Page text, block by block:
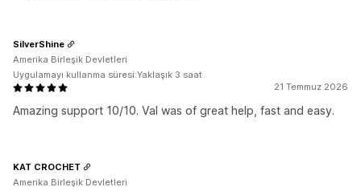
21 Temmuz 2026
Amazing support 10/10. Val was of great help, fast and easy.
SilverShine
Amerika Birleşik Devletleri
Uygulamayı kullanma süresi:Yaklaşık 3 saat
KAT CROCHET
Amerika Birleşik Devletleri